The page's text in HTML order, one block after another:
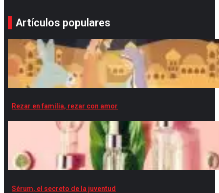
Artículos populares
Rezar en familia, rezar con amor
Sérum, el secreto de la juventud